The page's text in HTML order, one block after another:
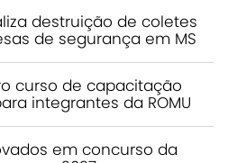
destruição de coletes
de segurança em MS
curso de capacitação
integrantes da ROMU
em concurso da